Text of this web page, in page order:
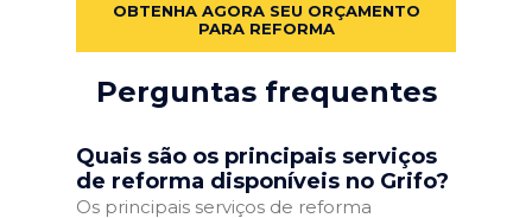
OBTENHA AGORA SEU ORÇAMENTO
PARA REFORMA
Perguntas frequentes
Quais são os principais serviços
de reforma disponíveis no Grifo?
Os principais serviços de reforma